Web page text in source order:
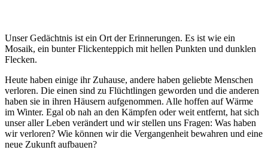
Unser Gedächtnis ist ein Ort der Erinnerungen. Es ist wie ein
Mosaik, ein bunter Flickenteppich mit hellen Punkten und dunklen
Flecken.
Heute haben einige ihr Zuhause, andere haben geliebte Menschen
verloren. Die einen sind zu Flüchtlingen geworden und die anderen
haben sie in ihren Häusern aufgenommen. Alle hoffen auf Wärme
im Winter. Egal ob nah an den Kämpfen oder weit entfernt, hat sich
unser aller Leben verändert und wir stellen uns Fragen: Was haben
wir verloren? Wie können wir die Vergangenheit bewahren und eine
neue Zukunft aufbauen?